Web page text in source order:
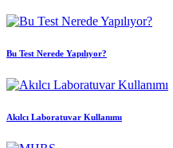
Bu Test Nerede Yapılıyor?
Akılcı Laboratuvar Kullanımı